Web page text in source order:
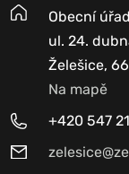
Obecní
ul. 24.
Želešice,
Na mapě
+420 547